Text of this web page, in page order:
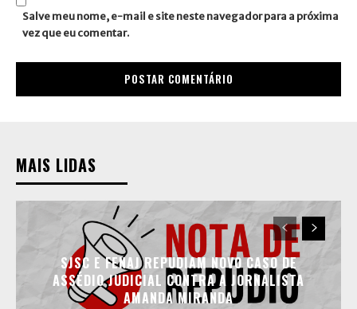
Salve meu nome, e-mail e site neste navegador para a próxima
vez que eu comentar.
MAIS LIDAS
SJSC E FENAJ REPUDIAM NOVO CASO DE
ASSÉDIO JUDICIAL CONTRA A JORNALISTA
AMANDA MIRANDA